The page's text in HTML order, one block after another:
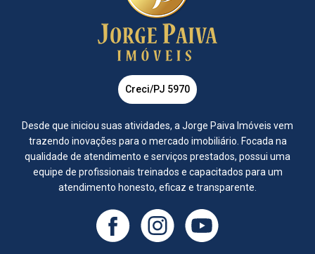
Creci/PJ 5970
Desde que iniciou suas atividades, a Jorge Paiva Imóveis vem
trazendo inovações para o mercado imobiliário. Focada na
qualidade de atendimento e serviços prestados, possui uma
equipe de profissionais treinados e capacitados para um
atendimento honesto, eficaz e transparente.